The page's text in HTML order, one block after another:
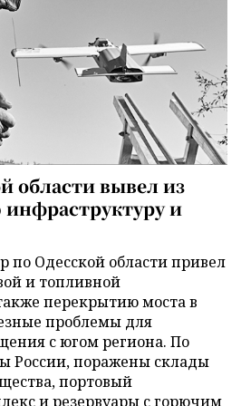
области вывел из
и
по Одесской области привел
и топливной
перекрытию моста в
проблемы для
с югом региона. По
России, поражены склады
портовый
и резервуары с горючим